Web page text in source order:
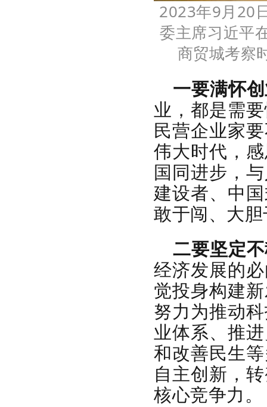
2023年9月20
委主席习近平
商贸城考察
一要满怀
业，都是需
民营企业家
伟大时代，
国同进步，
建设者、中
敢于闯、大
二要坚定
经济发展的
觉投身构建
努力为推动
业体系、推
和改善民生
自主创新，
核心竞争力。